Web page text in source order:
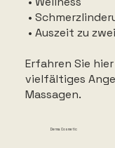
•
• Auszeit zu
Erfahren Sie
vielfältiges
Massagen.
Derma Cosmetic